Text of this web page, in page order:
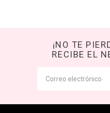
¡NO TE
RECIBE EL